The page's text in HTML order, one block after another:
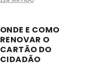
ONDE E COMO
RENOVAR O
CARTÃO DO
CIDADÃO